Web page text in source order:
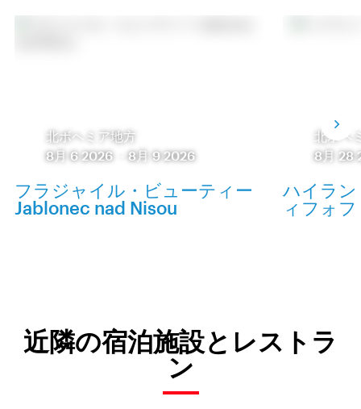
北ボヘミア地方
8月 6 2026
-8月 9 2026
フラジャイル・ビューティー
Jablonec nad Nisou
北ボヘ
8月 28
ハイラ
ィフォフ
近隣の宿泊施設とレストラ
ン